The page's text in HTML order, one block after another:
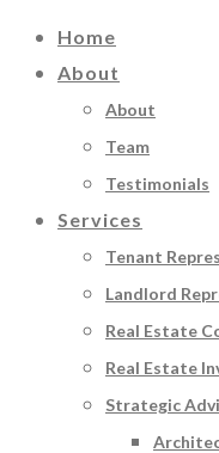
Home
About
About
Team
Testimonials
Services
Tenant
Landlord
Real Estate
Real Estate
Strategic